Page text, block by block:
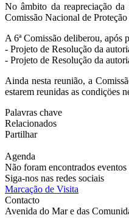
No âmbito da reapreciação
Comissão Nacional de Proteção
A 6ª Comissão deliberou, após
- Projeto de Resolução da
- Projeto de Resolução da
Ainda nesta reunião, a
estarem reunidas as condiçöes
Palavras chave
Relacionados
Partilhar
Agenda
Não foram encontrados eventos
Siga-nos nas redes sociais
Marcação de Visita
Contacto
Avenida do Mar e das